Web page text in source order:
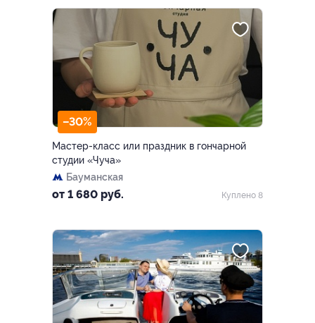
–30%
Мастер-класс или праздник в гончарной
студии «Чуча»
Бауманская
от 1 680 руб. Куплено 8